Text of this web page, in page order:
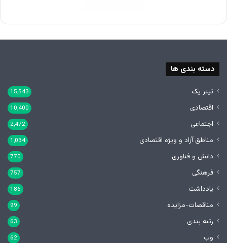
دسته بندی ها
تیتر یک 15,543
اقتصادی 10,400
اجتماعی 2,472
مناطق آزاد و ویژه اقتصادی 1,034
دانش و فناوری 770
فرهنگی 757
یادداشت 186
مناقصات-مزایده 99
رتبه بندی 63
وب 62